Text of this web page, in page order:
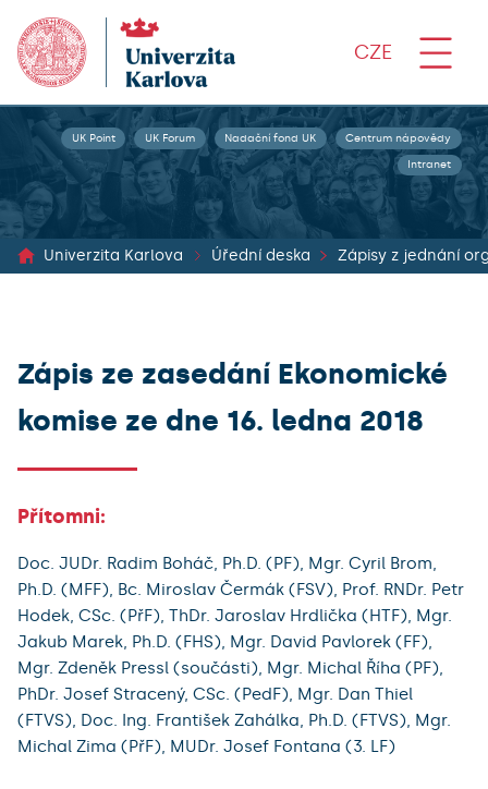
CZE
UK Point UK Forum Nadační fond UK Centrum nápovědy
Intranet
Univerzita Karlova Úřední deska
Zápis ze zasedání Ekonomické
komise ze dne 16. ledna 2018
Přítomni:
Doc. JUDr. Radim Boháč, Ph.D. (PF), Mgr. Cyril Brom,
Ph.D. (MFF), Bc. Miroslav Čermák (FSV), Prof. RNDr. Petr
Hodek, CSc. (PřF), ThDr. Jaroslav Hrdlička (HTF), Mgr.
Jakub Marek, Ph.D. (FHS), Mgr. David Pavlorek (FF),
Mgr. Zdeněk Pressl (součásti), Mgr. Michal Říha (PF),
PhDr. Josef Stracený, CSc. (PedF), Mgr. Dan Thiel
(FTVS), Doc. Ing. František Zahálka, Ph.D. (FTVS), Mgr.
Michal Zima (PřF), MUDr. Josef Fontana (3. LF)